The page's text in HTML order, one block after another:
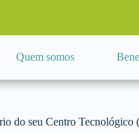
Quem somos
do seu Centro